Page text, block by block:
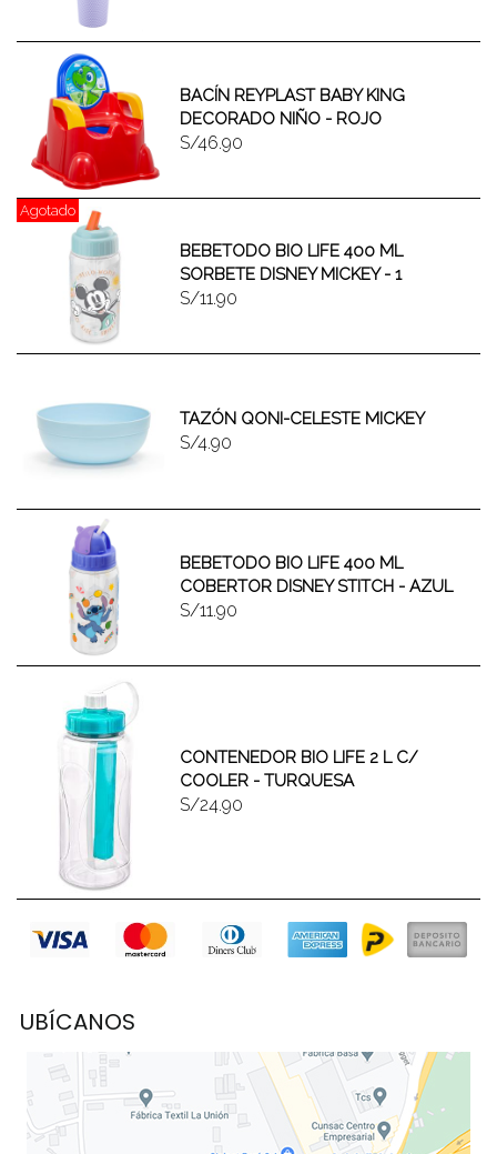
BACÍN REYPLAST BABY KING
DECORADO NIÑO - ROJO
S/46.90
Agotado
BEBETODO BIO LIFE 400 ML
SORBETE DISNEY MICKEY - 1
S/11.90
TAZÓN QONI-CELESTE MICKEY
S/4.90
BEBETODO BIO LIFE 400 ML
COBERTOR DISNEY STITCH - AZUL
S/11.90
CONTENEDOR BIO LIFE 2 L C/
COOLER - TURQUESA
S/24.90
UBÍCANOS